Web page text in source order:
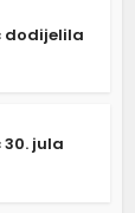
dodijelila
jula